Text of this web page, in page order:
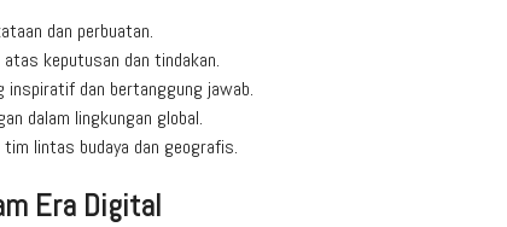
dan perbuatan.
keputusan dan tindakan.
inspiratif dan bertanggung jawab.
dalam lingkungan global.
tim lintas budaya dan geografis.
Era Digital